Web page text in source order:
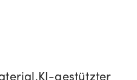
KI-gestützter